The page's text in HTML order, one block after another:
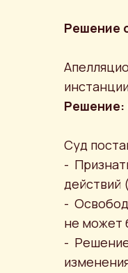
Решение
Решение:
Суд
-
действий
-
не может
- Решение